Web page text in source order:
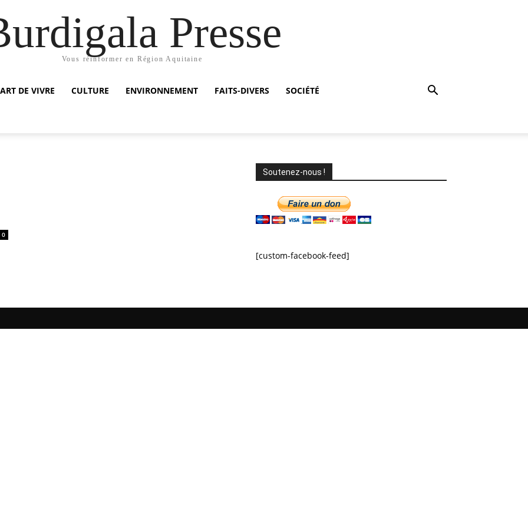
Presse
Vous réinformer en Région Aquitaine
ART DE VIVRE CULTURE ENVIRONNEMENT FAITS-DIVERS SOCIÉTÉ
0
Soutenez-nous !
[custom-facebook-feed]